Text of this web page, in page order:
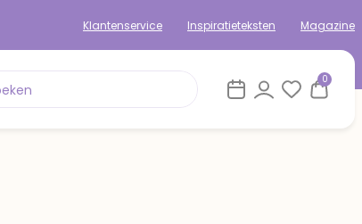
Klantenservice Inspiratieteksten Magazine
0